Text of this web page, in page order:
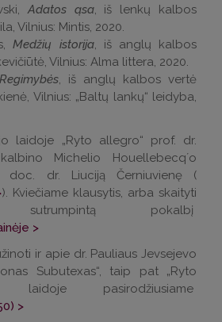
Adatos ąsa, iš lenkų kalbos
Vilnius: Mintis, 2020.
Medžių istorija, iš anglų kalbos
Vilnius: Alma littera, 2020.
Regimybės, iš anglų kalbos vertė
Vilnius: „Baltų lankų“ leidyba,
laidoje „Ryto allegro“ prof. dr.
Michelio Houellebecqʼo
doc. dr. Liuciją Černiuvienę (
). Kviečiame klausytis, arba skaityti
pokalbį
>
ir apie dr. Pauliaus Jevsejevo
Subutexas“, taip pat „Ryto
pasirodžiusiame
>